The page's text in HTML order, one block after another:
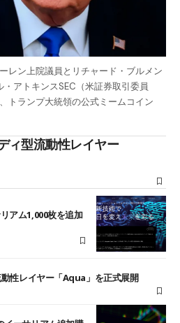
レン上院議員とリチャード・ブルメン
アトキンスSEC（米証券取引委員
トランプ大統領の公式ミームコイン
ィ型流動性レイヤー
アム1,000枚を追加
性レイヤー「Aqua」を正式展開